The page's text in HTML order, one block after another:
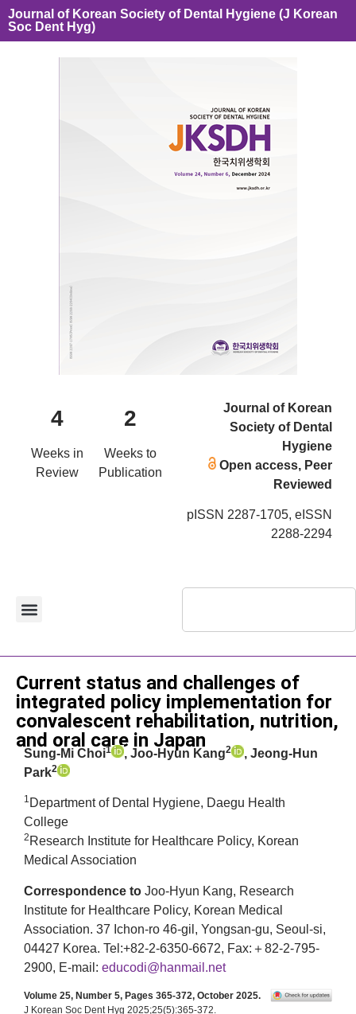
Journal of Korean Society of Dental Hygiene (J Korean
Soc Dent Hyg)
4
Weeks in
Review
2
Weeks to
Publication
Journal of Korean
Society of Dental
Hygiene
Open access, Peer
Reviewed
pISSN 2287-1705, eISSN
2288-2294
Review Article
Current status and challenges of
integrated policy implementation for
convalescent rehabilitation, nutrition,
and oral care in Japan
Sung-Mi Choi1 , Joo-Hyun Kang2
, Jeong-Hun
Park2
1 Department of Dental Hygiene, Daegu Health
College
2 Research Institute for Healthcare Policy, Korean
Medical Association
Correspondence to Joo-Hyun Kang, Research
Institute for Healthcare Policy, Korean Medical
Association. 37 Ichon-ro 46-gil, Yongsan-gu, Seoul-si,
04427 Korea. Tel:+82-2-6350-6672, Fax:＋82-2-795-
2900, E-mail: educodi@hanmail.net
Volume 25, Number 5, Pages 365-372, October 2025.
J Korean Soc Dent Hyg 2025;25(5):365-372.